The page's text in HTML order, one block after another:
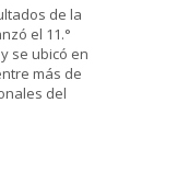
de la
el 11.°
se ubicó en
más de
del